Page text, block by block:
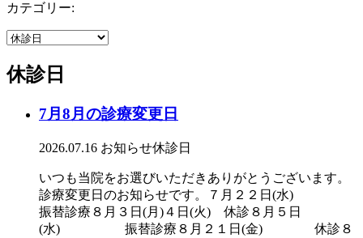
カテゴリー:
休診日
7月8月の診療変更日
2026.07.16 お知らせ休診日
いつも当院をお選びいただきありがとうございます。
診療変更日のお知らせです。７月２２日(水)
振替診療８月３日(月)４日(火) 休診８月５日
(水) 振替診療８月２１日(金) 休診８